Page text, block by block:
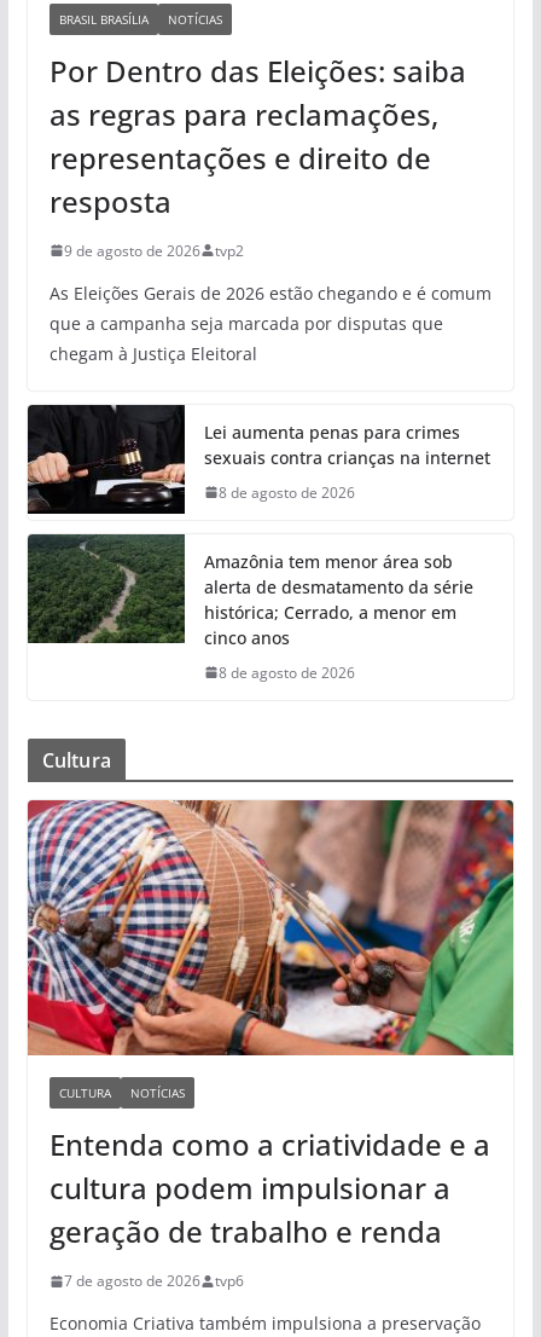
BRASIL BRASÍLIA NOTÍCIAS
Por Dentro das Eleições: saiba
as regras para reclamações,
representações e direito de
resposta
9 de agosto de 2026 tvp2
As Eleições Gerais de 2026 estão chegando e é comum
que a campanha seja marcada por disputas que
chegam à Justiça Eleitoral
Lei aumenta penas para crimes
sexuais contra crianças na internet
8 de agosto de 2026
Amazônia tem menor área sob
alerta de desmatamento da série
histórica; Cerrado, a menor em
cinco anos
8 de agosto de 2026
Cultura
CULTURA NOTÍCIAS
Entenda como a criatividade e a
cultura podem impulsionar a
geração de trabalho e renda
7 de agosto de 2026 tvp6
Economia Criativa também impulsiona a preservação